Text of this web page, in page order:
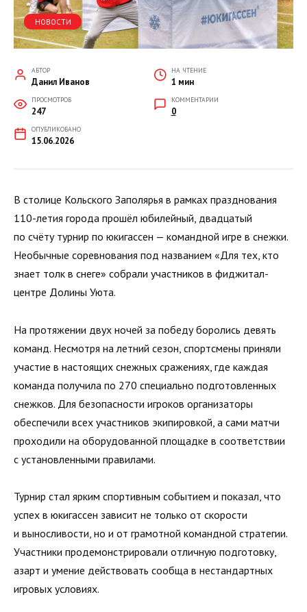
НОВОСТИ
АВТОР
Данил Иванов
НА ЧТЕНИЕ
1 мин
ПРОСМОТРОВ
247
КОММЕНТАРИИ
0
ОПУБЛИКОВАНО
15.06.2026
В столице Кольского Заполярья в рамках празднования
110-летия города прошёл юбилейный, двадцатый
по счёту турнир по юкигассен — командной игре в снежки.
Необычные соревнования под названием «Для тех, кто
знает толк в снеге» собрали участников в фиджитал-
центре Долины Уюта.
На протяжении двух ночей за победу боролись девять
команд. Несмотря на летний сезон, спортсмены приняли
участие в настоящих снежных сражениях, где каждая
команда получила по 270 специально подготовленных
снежков. Для безопасности игроков организаторы
обеспечили всех участников экипировкой, а сами матчи
проходили на оборудованной площадке в соответствии
с установленными правилами.
Турнир стал ярким спортивным событием и показал, что
успех в юкигассен зависит не только от скорости
и выносливости, но и от грамотной командной стратегии.
Участники продемонстрировали отличную подготовку,
азарт и умение действовать сообща в нестандартных
игровых условиях.